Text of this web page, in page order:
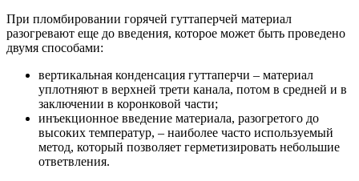
При пломбировании горячей гуттаперчей материал
разогревают еще до введения, которое может быть проведено
двумя способами:
вертикальная конденсация гуттаперчи – материал
уплотняют в верхней трети канала, потом в средней и в
заключении в коронковой части;
инъекционное введение материала, разогретого до
высоких температур, – наиболее часто используемый
метод, который позволяет герметизировать небольшие
ответвления.